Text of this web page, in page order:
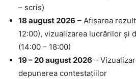
– scris)
18 august 2026 – Afișarea
12:00), vizualizarea lucrărilor și
(14:00 – 18:00)
19 – 20 august 2026 –
depunerea contestațiilor